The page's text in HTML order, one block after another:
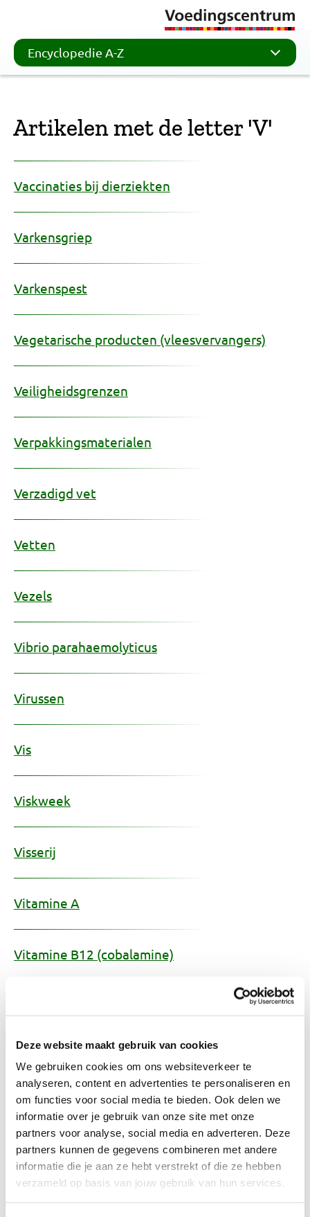
Deze website maakt gebruik van cookies
We gebruiken cookies om ons websiteverkeer te
analyseren, content en advertenties te personaliseren en
om functies voor social media te bieden. Ook delen we
informatie over je gebruik van onze site met onze
partners voor analyse, social media en adverteren. Deze
partners kunnen de gegevens combineren met andere
informatie die je aan ze hebt verstrekt of die ze hebben
verzameld op basis van jouw gebruik van hun services.
Encyclopedie A-Z
Artikelen met de letter 'V'
Vaccinaties bij dierziekten
Varkensgriep
Varkenspest
Vegetarische producten (vleesvervangers)
Veiligheidsgrenzen
Verpakkingsmaterialen
Verzadigd vet
Vetten
Vezels
Vibrio parahaemolyticus
Virussen
Vis
Viskweek
Visserij
Vitamine A
Vitamine B12 (cobalamine)
Vitamine C (ascorbinezuur)
Vitamine D
Vitamine E